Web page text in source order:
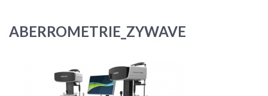
ABERROMETRIE_ZYWAVE